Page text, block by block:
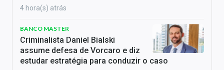
4 hora(s) atrás
BANCO MASTER
Criminalista Daniel Bialski
assume defesa de Vorcaro e diz
estudar estratégia para conduzir o caso